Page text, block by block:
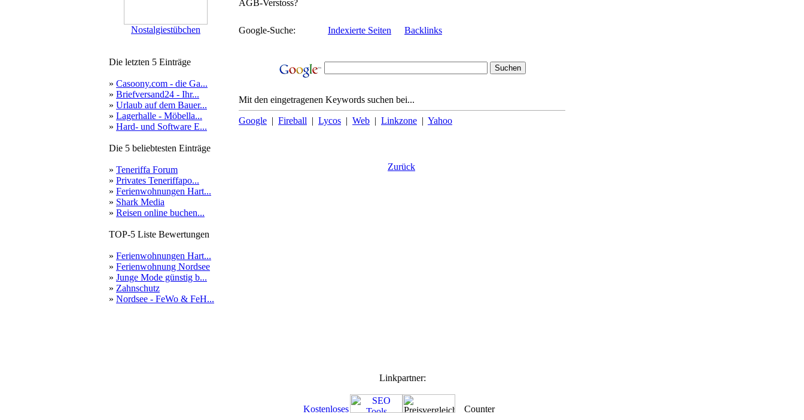
Nostalgiestübchen
Die letzten 5 Einträge
» Casoony.com - die Ga...
» Briefversand24 - Ihr...
» Urlaub auf dem Bauer...
» Lagerhalle - Möbella...
» Hard- und Software E...
Die 5 beliebtesten Einträge
» Teneriffa Forum
» Privates Teneriffapo...
» Ferienwohnungen Hart...
» Shark Media
» Reisen online buchen...
TOP-5 Liste Bewertungen
» Ferienwohnungen Hart...
» Ferienwohnung Nordsee
» Junge Mode günstig b...
» Zahnschutz
» Nordsee - FeWo & FeH...
AGB-Verstoss?
Google-Suche: Indexierte Seiten Backlinks
Mit den eingetragenen Keywords suchen bei...
Google | Fireball | Lycos | Web | Linkzone | Yahoo
Zurück
Linkpartner: